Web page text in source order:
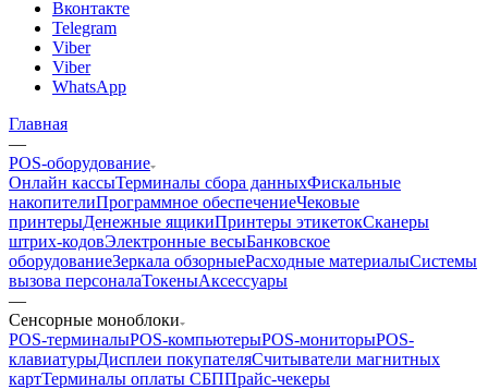
Вконтакте
Telegram
Viber
Viber
WhatsApp
Главная
—
POS-оборудование
Онлайн кассыТерминалы сбора данныхФискальные
накопителиПрограммное обеспечениеЧековые
принтерыДенежные ящикиПринтеры этикетокСканеры
штрих-кодовЭлектронные весыБанковское
оборудованиеЗеркала обзорныеРасходные материалыСистемы
вызова персоналаТокеныАксессуары
—
Сенсорные моноблоки
POS-терминалыPOS-компьютерыPOS-мониторыPOS-
клавиатурыДисплеи покупателяСчитыватели магнитных
картТерминалы оплаты СБППрайс-чекеры